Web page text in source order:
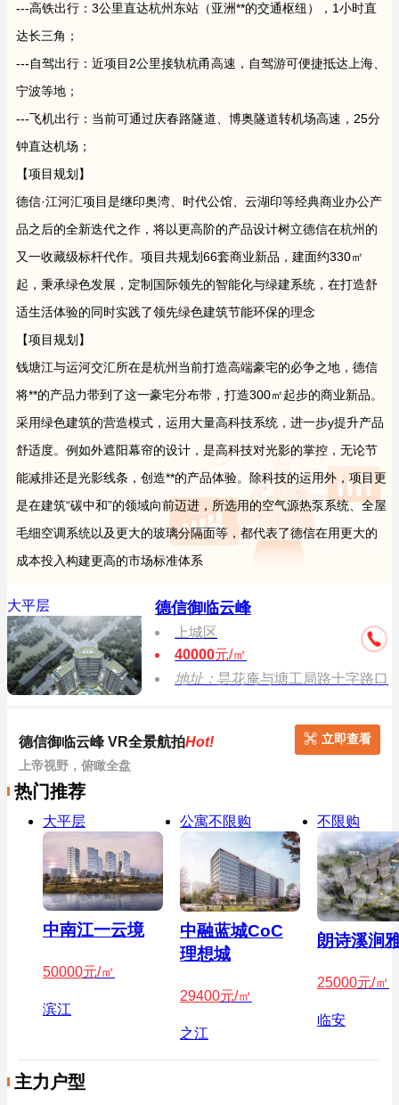
---高铁出行：3公里直达杭州东站（亚洲**的交通枢纽），1小时直
达长三角；
---自驾出行：近项目2公里接轨杭甬高速，自驾游可便捷抵达上海、
宁波等地；
---飞机出行：当前可通过庆春路隧道、博奥隧道转机场高速，25分
钟直达机场；
【项目规划】
德信·江河汇项目是继印奥湾、时代公馆、云湖印等经典商业办公产
品之后的全新迭代之作，将以更高阶的产品设计树立德信在杭州的
又一收藏级标杆代作。项目共规划66套商业新品，建面约330㎡
起，秉承绿色发展，定制国际领先的智能化与绿建系统，在打造舒
适生活体验的同时实践了领先绿色建筑节能环保的理念
【项目规划】
钱塘江与运河交汇所在是杭州当前打造高端豪宅的必争之地，德信
将**的产品力带到了这一豪宅分布带，打造300㎡起步的商业新品。
采用绿色建筑的营造模式，运用大量高科技系统，进一步y提升产品
舒适度。例如外遮阳幕帘的设计，是高科技对光影的掌控，无论节
能减排还是光影线条，创造**的产品体验。除科技的运用外，项目更
是在建筑“碳中和”的领域向前迈进，所选用的空气源热泵系统、全屋
毛细空调系统以及更大的玻璃分隔面等，都代表了德信在用更大的
成本投入构建更高的市场标准体系
大平层 德信御临云峰
上城区
40000元/㎡
地址：昙花庵与塘工局路十字路口
德信御临云峰 VR全景航拍Hot!
上帝视野，俯瞰全盘
立即查看
热门推荐
大平层
中南江一云境
50000元/㎡
滨江
公寓不限购
中融蓝城CoC
理想城
29400元/㎡
之江
不限购
朗诗溪涧
25000元/㎡
临安
主力户型